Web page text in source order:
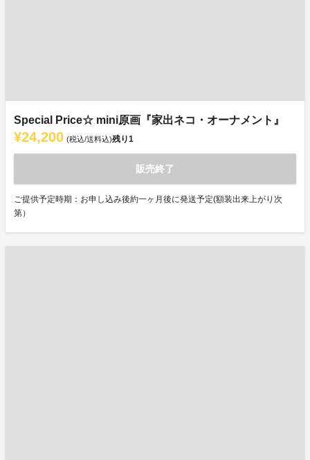
Special Price☆ mini原画『家出ネコ・オーナメント』
¥24,200 (税込/送料込)残り1
販売終了
ご提供予定時期：お申し込み後約一ヶ月後に発送予定(額装出来上がり次
第）